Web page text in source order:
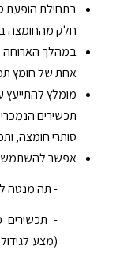
בתחילת הופעת
חלק מהחומצה
במהלך הארוחה
אחת של חומץ
מומלץ להתייעץ
סותרי חומצה,
אפשר להשתמש
- תה מנטה
- תכשירים
(מצע